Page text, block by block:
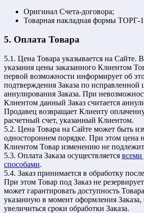
Оригинал Счета-договора;
Товарная накладная формы ТОРГ-
5. Оплата Товара
5.1. Цена Товара указывается на Сайте.
указания цены заказанного Клиентом
первой возможности информирует об
подтверждения Заказа по исправленной
аннулирования Заказа. При
Клиентом данный Заказ считается
Продавец возвращает Клиенту
расчетный счет, указанный Клиентом.
5.2. Цена Товара на Сайте может быть
одностороннем порядке. При этом цена
Клиентом Товар изменению не
5.3. Оплата Заказа осуществляется
способами.
5.4. Заказ принимается в обработку
При этом Товар под Заказ не
может гарантировать доступность
указанную в момент оформления Заказа,
увеличиться сроки обработки Заказа.